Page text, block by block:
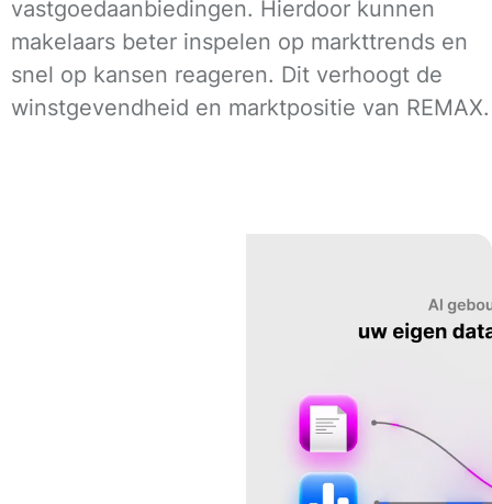
vastgoedaanbiedingen. Hierdoor kunnen
makelaars beter inspelen op markttrends en
snel op kansen reageren. Dit verhoogt de
winstgevendheid en marktpositie van REMAX.